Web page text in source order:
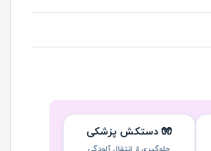
🧤 دستکش پزشکی